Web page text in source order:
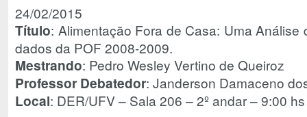
24/02/2015
Título: Alimentação Fora de Casa: Uma Análise
dados da POF 2008-2009.
Mestrando: Pedro Wesley Vertino de Queiroz
Professor Debatedor: Janderson Damaceno
Local: DER/UFV – Sala 206 – 2º andar – 9:00 hs